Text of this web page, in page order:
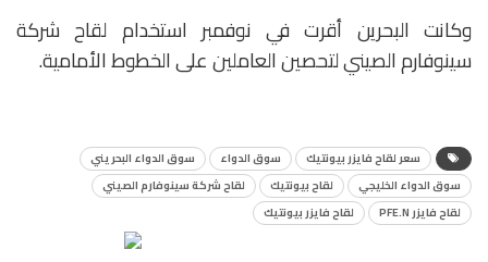
وكانت البحرين أقرت في نوفمبر استخدام لقاح شركة
سينوفارم الصيني لتحصين العاملين على الخطوط الأمامية.
سعر لقاح فايزر بيونتيك سوق الدواء
سوق الدواء البحريني
سوق الدواء الخليجي
لقاح بيونتيك
لقاح شركة سينوفارم الصيني
لقاح فايزر PFE.N
لقاح فايزر بيونتيك